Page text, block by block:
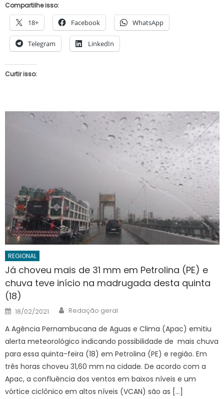
Compartilhe isso:
18+ Facebook WhatsApp
Telegram LinkedIn
Curtir isso:
REGIONAL
Já choveu mais de 31 mm em Petrolina (PE) e
chuva teve início na madrugada desta quinta
(18)
Posted
on
18/02/2021 Author
Redação geral
A Agência Pernambucana de Aguas e Clima (Apac) emitiu
alerta meteorológico indicando possibilidade de mais chuva
para essa quinta-feira (18) em Petrolina (PE) e região. Em
três horas choveu 31,60 mm na cidade. De acordo com a
Apac, a confluência dos ventos em baixos níveis e um
vórtice ciclônico em altos níveis (VCAN) são as […]